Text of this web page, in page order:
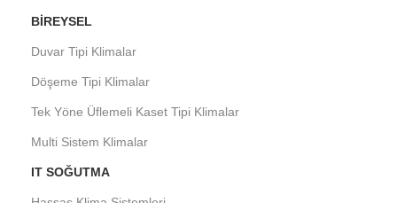
BIREYSEL
Duvar Tipi Klimalar
Döşeme Tipi Klimalar
Tek Yöne Üflemeli Kaset Tipi Klimalar
Multi Sistem Klimalar
IT SOĞUTMA